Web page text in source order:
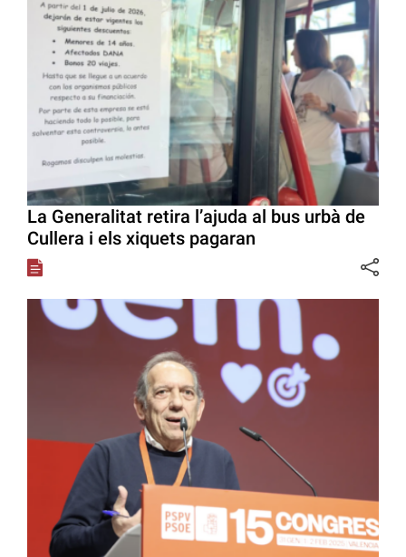
La Generalitat retira l’ajuda al bus urbà de
Cullera i els xiquets pagaran